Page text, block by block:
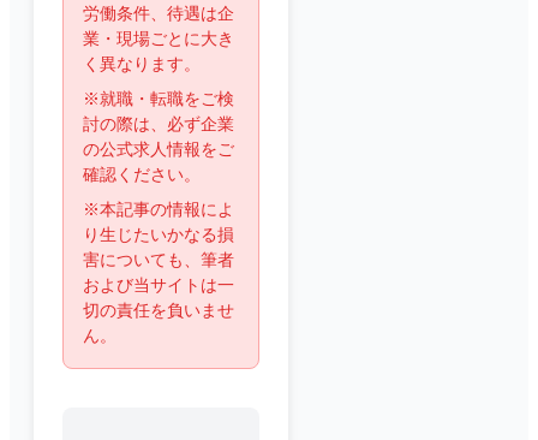
労働条件、待遇は企
業・現場ごとに大き
く異なります。
※就職・転職をご検
討の際は、必ず企業
の公式求人情報をご
確認ください。
※本記事の情報によ
り生じたいかなる損
害についても、筆者
および当サイトは一
切の責任を負いませ
ん。